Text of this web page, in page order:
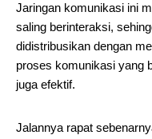
Jaringan komunikasi ini
saling berinteraksi,
didistribusikan dengan
proses komunikasi yang
juga efektif.
Jalannya rapat